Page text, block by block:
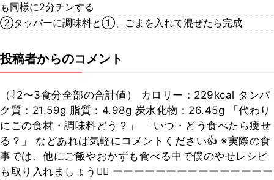
も同様に2分チンする
②タッパーに調味料と①、ごまを入れて混ぜたら完成
投稿者からのコメント
（⇩2〜3食分全部の合計値） カロリー：229kcal タンパ
ク質：21.59g 脂質：4.98g 炭水化物：26.45g 「代わり
にこの食材・調味料どう？」 「いつ・どう食べたら痩せ
る？」 などあれば気軽にコメントください👍 ※実際の食
事では、他にご飯やおかずも食べる中で僕のやせレシピ
も取り入れましょう🙆‍♂️ ーーーーーーーーーーーーーーー